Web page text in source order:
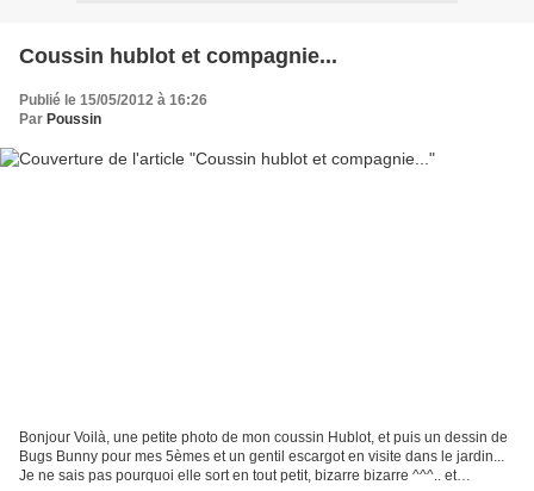
Coussin hublot et compagnie...
Publié le 15/05/2012 à 16:26
Par Poussin
Bonjour Voilà, une petite photo de mon coussin Hublot, et puis un dessin de
Bugs Bunny pour mes 5èmes et un gentil escargot en visite dans le jardin...
Je ne sais pas pourquoi elle sort en tout petit, bizarre bizarre ^^^.. et